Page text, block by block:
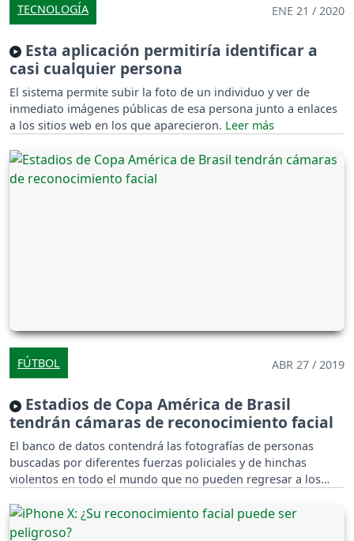
TECNOLOGÍA ENE 21 / 2020
Esta aplicación permitiría identificar a
casi cualquier persona
El sistema permite subir la foto de un individuo y ver de
inmediato imágenes públicas de esa persona junto a enlaces
a los sitios web en los que aparecieron.
FÚTBOL ABR 27 / 2019
Estadios de Copa América de Brasil
tendrán cámaras de reconocimiento facial
El banco de datos contendrá las fotografías de personas
buscadas por diferentes fuerzas policiales y de hinchas
violentos en todo el mundo que no pueden regresar a los